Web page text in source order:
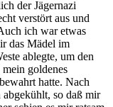
der Jägernazi
verstört aus und
ich war etwas
das Mädel im
ablegte, um den
goldenes
hatte. Nach
so daß mir